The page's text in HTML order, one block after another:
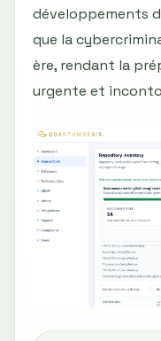
développements
que la
ère, rendant la
urgente et